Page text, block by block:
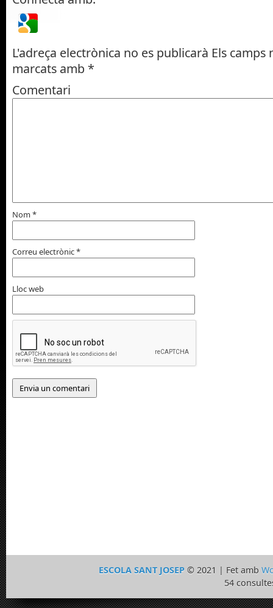
L'adreça electrònica no es publicarà Els camps
marcats amb *
Comentari
Nom *
Correu electrònic*
Lloc web
ESCOLA SANT JOSEP© 2021 | Fet amb
54